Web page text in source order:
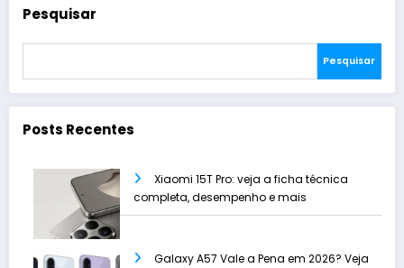
Pesquisar
Pesquisar
Posts Recentes
Xiaomi 15T Pro: veja a ficha técnica
completa, desempenho e mais
Galaxy A57 Vale a Pena em 2026? Veja